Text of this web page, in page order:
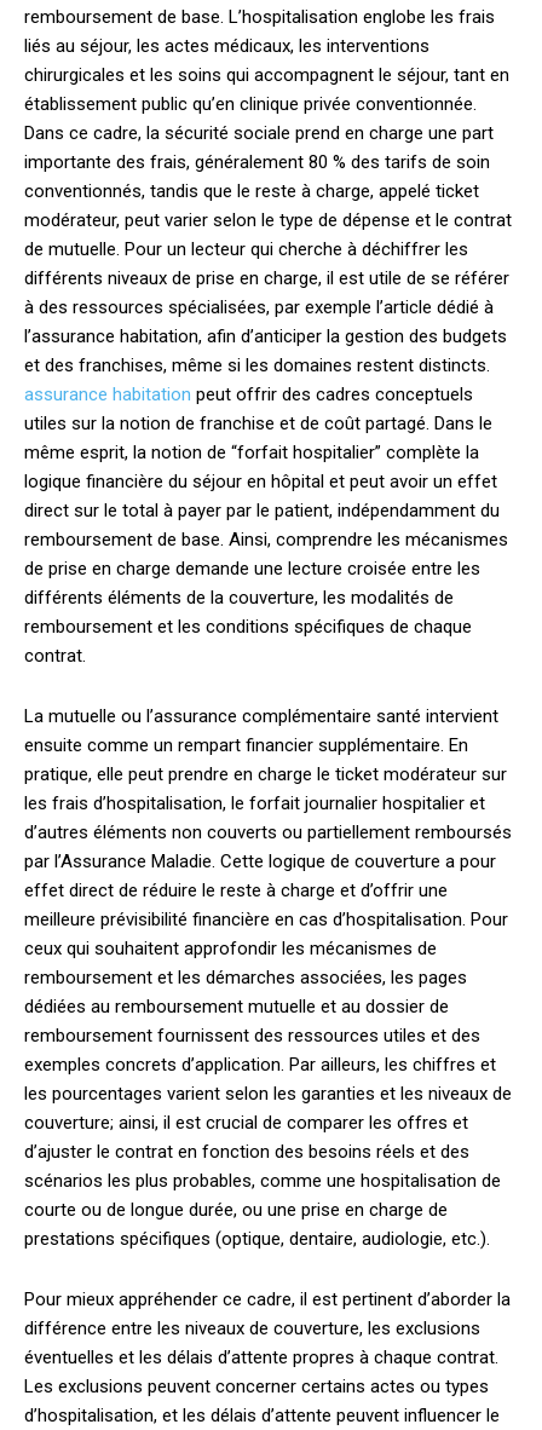
remboursement de base. L’hospitalisation englobe les frais
liés au séjour, les actes médicaux, les interventions
chirurgicales et les soins qui accompagnent le séjour, tant en
établissement public qu’en clinique privée conventionnée.
Dans ce cadre, la sécurité sociale prend en charge une part
importante des frais, généralement 80 % des tarifs de soin
conventionnés, tandis que le reste à charge, appelé ticket
modérateur, peut varier selon le type de dépense et le contrat
de mutuelle. Pour un lecteur qui cherche à déchiffrer les
différents niveaux de prise en charge, il est utile de se référer
à des ressources spécialisées, par exemple l’article dédié à
l’assurance habitation, afin d’anticiper la gestion des budgets
et des franchises, même si les domaines restent distincts.
assurance habitation peut offrir des cadres conceptuels
utiles sur la notion de franchise et de coût partagé. Dans le
même esprit, la notion de “forfait hospitalier” complète la
logique financière du séjour en hôpital et peut avoir un effet
direct sur le total à payer par le patient, indépendamment du
remboursement de base. Ainsi, comprendre les mécanismes
de prise en charge demande une lecture croisée entre les
différents éléments de la couverture, les modalités de
remboursement et les conditions spécifiques de chaque
contrat.
La mutuelle ou l’assurance complémentaire santé intervient
ensuite comme un rempart financier supplémentaire. En
pratique, elle peut prendre en charge le ticket modérateur sur
les frais d’hospitalisation, le forfait journalier hospitalier et
d’autres éléments non couverts ou partiellement remboursés
par l’Assurance Maladie. Cette logique de couverture a pour
effet direct de réduire le reste à charge et d’offrir une
meilleure prévisibilité financière en cas d’hospitalisation. Pour
ceux qui souhaitent approfondir les mécanismes de
remboursement et les démarches associées, les pages
dédiées au remboursement mutuelle et au dossier de
remboursement fournissent des ressources utiles et des
exemples concrets d’application. Par ailleurs, les chiffres et
les pourcentages varient selon les garanties et les niveaux de
couverture; ainsi, il est crucial de comparer les offres et
d’ajuster le contrat en fonction des besoins réels et des
scénarios les plus probables, comme une hospitalisation de
courte ou de longue durée, ou une prise en charge de
prestations spécifiques (optique, dentaire, audiologie, etc.).
Pour mieux appréhender ce cadre, il est pertinent d’aborder la
différence entre les niveaux de couverture, les exclusions
éventuelles et les délais d’attente propres à chaque contrat.
Les exclusions peuvent concerner certains actes ou types
d’hospitalisation, et les délais d’attente peuvent influencer le